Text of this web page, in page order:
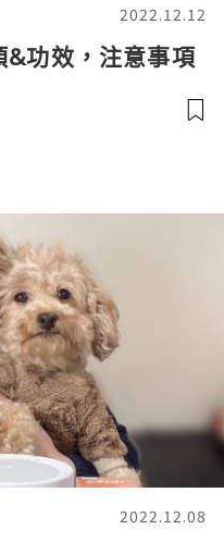
2022.12.12
&功效，注意事項
2022.12.08